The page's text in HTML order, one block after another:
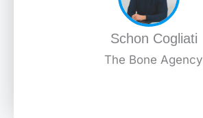
Schon Cogliati
The Bone Agency